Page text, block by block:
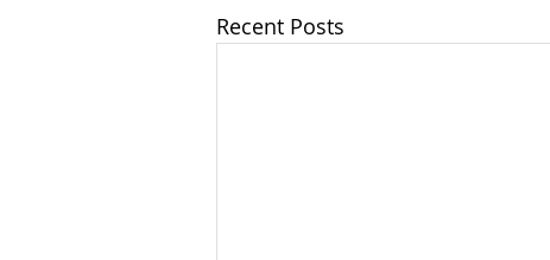
Recent Posts